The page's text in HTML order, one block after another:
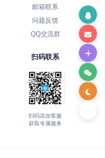
邮箱联系
问题反馈
QQ交流群
扫码联系
扫码添加客服
获取专属服务